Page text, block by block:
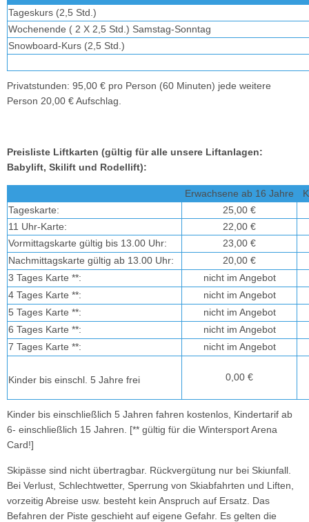
Tageskurs (2,5 Std.)
Wochenende ( 2 X 2,5 Std.) Samstag-Sonntag
Snowboard-Kurs (2,5 Std.)
Privatstunden: 95,00 € pro Person (60 Minuten) jede weitere
Person 20,00 € Aufschlag.
Preisliste Liftkarten (gültig für alle unsere Liftanlagen:
Babylift, Skilift und Rodellift):
Erwachsene ab 16 Jahre
Tageskarte:
25,00 €
11 Uhr-Karte:
22,00 €
Vormittagskarte gültig bis 13.00 Uhr:
23,00 €
Nachmittagskarte gültig ab 13.00 Uhr:
20,00 €
3 Tages Karte **:
nicht im Angebot
4 Tages Karte **:
nicht im Angebot
5 Tages Karte **:
nicht im Angebot
6 Tages Karte **:
nicht im Angebot
7 Tages Karte **:
nicht im Angebot
Kinder bis einschl. 5 Jahre frei 0,00 €
Kinder bis einschließlich 5 Jahren fahren kostenlos, Kindertarif ab
6- einschließlich 15 Jahren. [** gültig für die Wintersport Arena
Card!]
Skipässe sind nicht übertragbar. Rückvergütung nur bei Skiunfall.
Bei Verlust, Schlechtwetter, Sperrung von Skiabfahrten und Liften,
vorzeitig Abreise usw. besteht kein Anspruch auf Ersatz. Das
Befahren der Piste geschieht auf eigene Gefahr. Es gelten die